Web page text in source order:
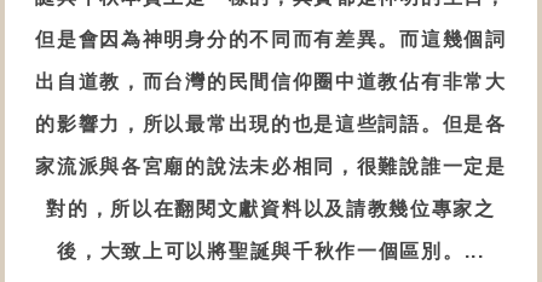
但是會因為神明身分的不同而有差異。而這幾個詞
出自道教，而台灣的民間信仰圈中道教佔有非常大
的影響力，所以最常出現的也是這些詞語。但是各
家流派與各宮廟的說法未必相同，很難說誰一定是
對的，所以在翻閱文獻資料以及請教幾位專家之
後，大致上可以將聖誕與千秋作一個區別。...